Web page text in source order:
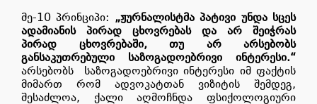
მე-10 პრინციპი: „ჟურნალისტმა პატივი უნდა სცეს
ადამიანის პირად ცხოვრებას და არ შეიჭრას
პირად ცხოვრებაში, თუ არ არსებობს
განსაკუთრებული საზოგადოებრივი ინტერესი.“
არსებობს
საზოგადოებრივი ინტერესი იმ ფაქტის
მიმართ რომ ადვოკატთან ვიზიტის შემდეგ,
შესაძლოა, ქალი აღმოჩნდა ფსიქოლოგიური